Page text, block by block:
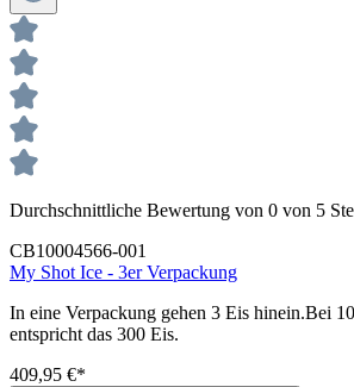
Durchschnittliche Bewertung von 0 von 5
CB10004566-001
My Shot Ice - 3er Verpackung
In eine Verpackung gehen 3 Eis hinein.Bei
entspricht das 300 Eis.
409,95 €*